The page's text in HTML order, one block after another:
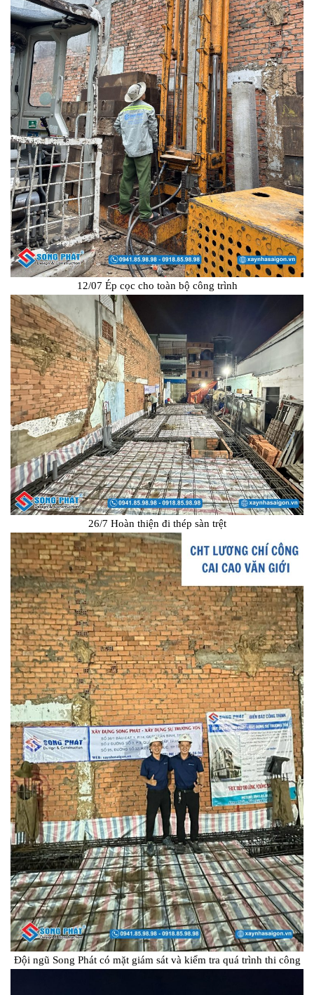
12/07 Ép cọc cho toàn bộ công trình
26/7 Hoàn thiện đi thép sàn trệt
Đội ngũ Song Phát có mặt giám sát và kiểm tra quá trình thi công